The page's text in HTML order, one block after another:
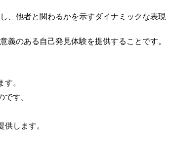
、他者と関わるかを示すダイナミックな表現
のある自己発見体験を提供することです。
。
す。
します。